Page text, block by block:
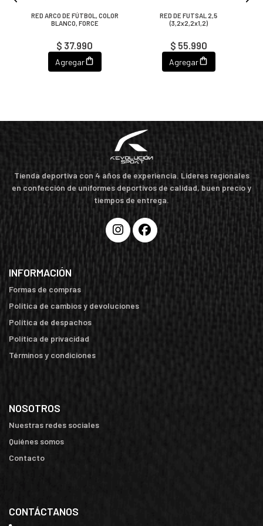
RED ARCO DE FÚTBOL, COLOR
BLANCO, FORCE
$ 37.990
Agregar
RED DE FUTSAL 2,5
(3,2x2,2x1,2)
$ 55.990
Agregar
Tienda deportiva con 4 años de experiencia. Líderes regionales
en confección de uniformes deportivos de calidad, buen precio y
tiempos de entrega.
INFORMACIÓN
Formas de compras
Política de cambios y devoluciones
Política de despachos
Política de privacidad
Términos y condiciones
NOSOTROS
Nuestras redes sociales
Quiénes somos
Contacto
CONTÁCTANOS